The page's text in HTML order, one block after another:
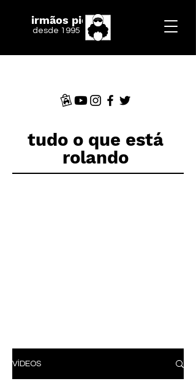
irmãos piologo
desde 1995
tudo o que está
rolando
VÍDEOS